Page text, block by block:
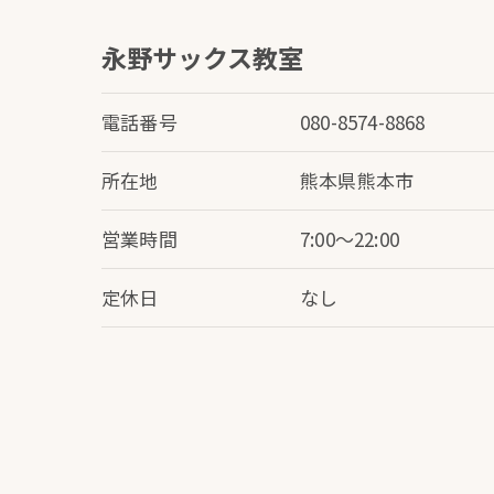
永野サックス教室
電話番号 080-8574-8868
所在地 熊本県熊本市
営業時間 7:00～22:00
定休日 なし